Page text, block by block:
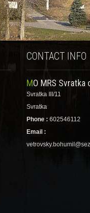
CONTACT INFO
MO MRS Svratka
Svratka III/11
Svratka
Phone : 602546112
Email :